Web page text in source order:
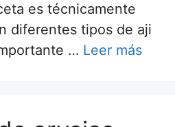
es técnicamente
diferentes tipos de aji
… Leer más